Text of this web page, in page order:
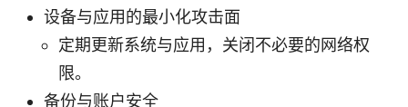
设备与应用的最小化攻击面
定期更新系统与应用，关闭不必要的网络权
限。
备份与账户安全